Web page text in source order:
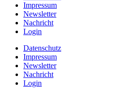
Impressum
Newsletter
Nachricht
Login
Datenschutz
Impressum
Newsletter
Nachricht
Login